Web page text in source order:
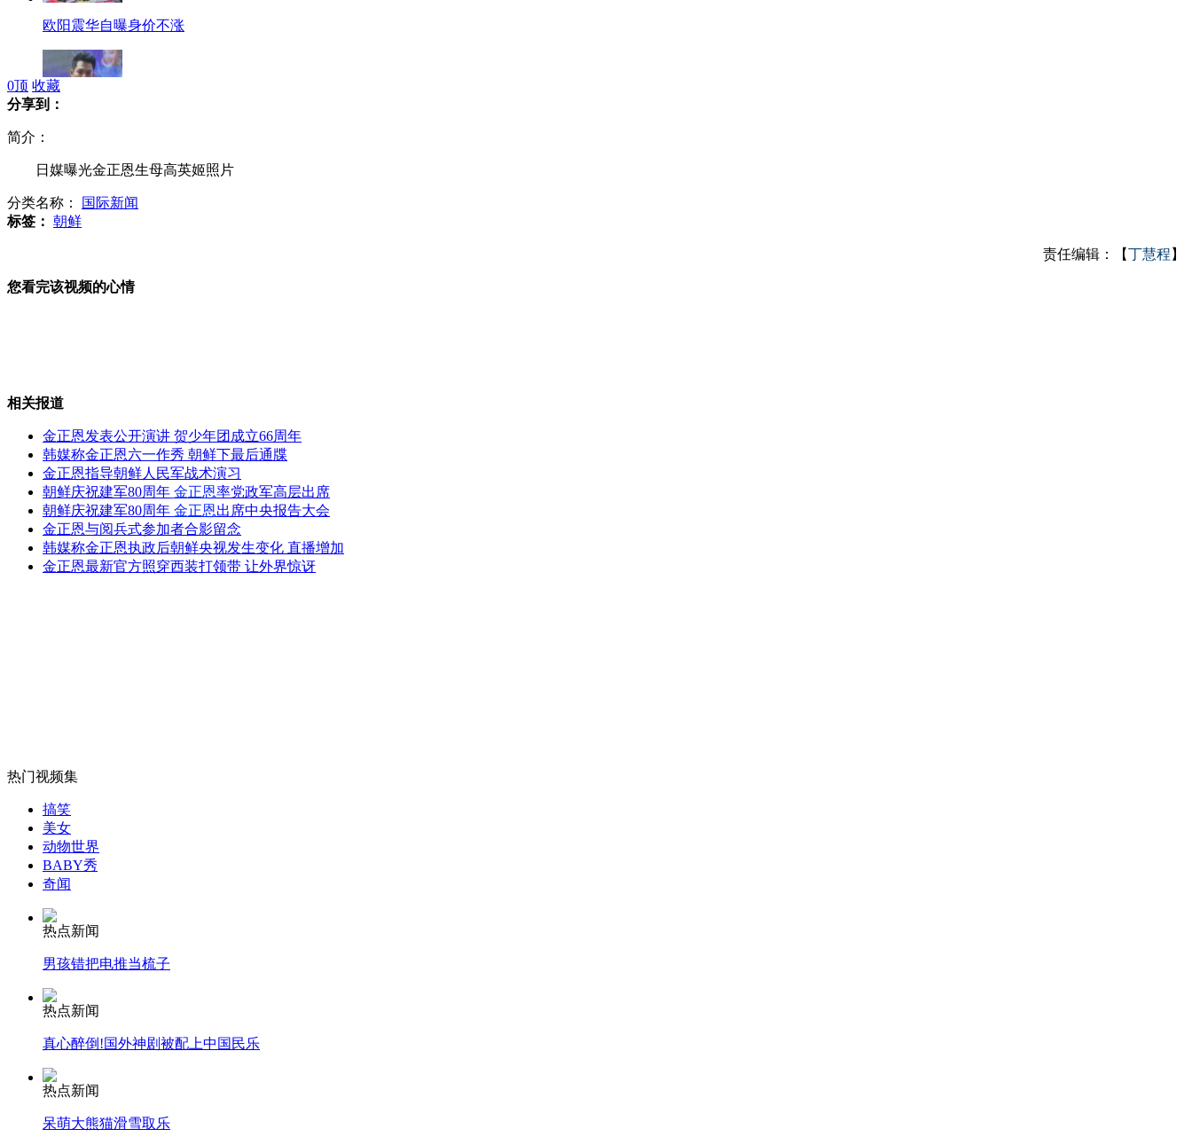
欧阳震华自曝身价不涨
企业申注"黄岩岛"商标 律师称合法
刘德华汽球装与粉丝同庆贺
阿北部地区地震 数十人可能遇难
外交部：反对强权政治霸凌主义
外交部：有关国家言论片面不公正
安徽一实载49人客车翻车
0顶 收藏
分享到：
简介：
日媒曝光金正恩生母高英姬照片
分类名称：
国际新闻
标签： 朝鲜
责任编辑：【丁慧程 】
您看完该视频的心情
相关报道
金正恩发表公开演讲 贺少年团成立66周年
韩媒称金正恩六一作秀 朝鲜下最后通牒
金正恩指导朝鲜人民军战术演习
朝鲜庆祝建军80周年 金正恩率党政军高层出席
朝鲜庆祝建军80周年 金正恩出席中央报告大会
金正恩与阅兵式参加者合影留念
韩媒称金正恩执政后朝鲜央视发生变化 直播增加
金正恩最新官方照穿西装打领带 让外界惊讶
热门视频集
搞笑
美女
动物世界
BABY秀
奇闻
热点新闻
男孩错把电推当梳子
热点新闻
真心醉倒!国外神剧被配上中国民乐
热点新闻
呆萌大熊猫滑雪取乐